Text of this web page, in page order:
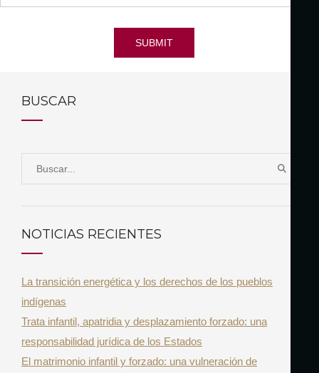
SUBMIT
BUSCAR
c
f
o
r
:
B
NOTICIAS RECIENTES
La transición energética y los derechos de los pueblos
indígenas
Trata infantil, apatridia y desplazamiento forzado: una
responsabilidad jurídica de los Estados
El matrimonio infantil y forzado: una vulneración de